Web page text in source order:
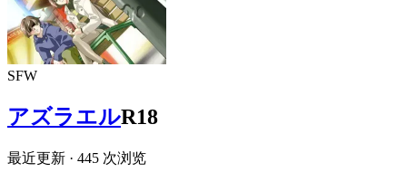
SFW
アズラエルR18
最近更新 · 445 次浏览